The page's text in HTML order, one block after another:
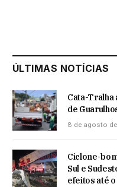
ÚLTIMAS NOTÍCIAS
Cata-Tralha
de
8 de agosto
Ciclone-
Sul e
efeitos até